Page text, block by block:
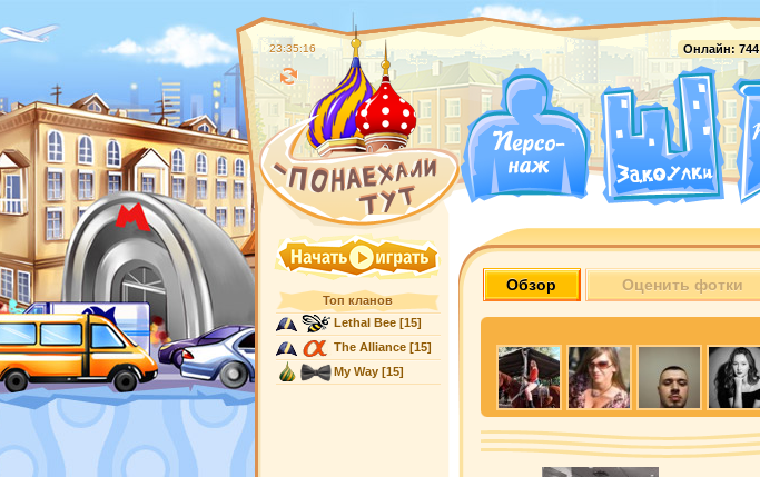
Онлайн: 744
23:35:17
Топ кланов
Lethal Bee[15]
The Alliance[15]
My Way[15]
Обзор Оценить фотки